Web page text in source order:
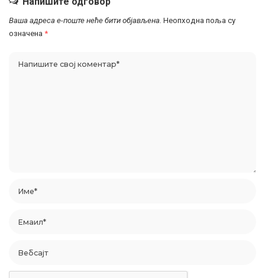
Ваша адреса е-поште неће бити објављена. Неопходна поља су
означена *